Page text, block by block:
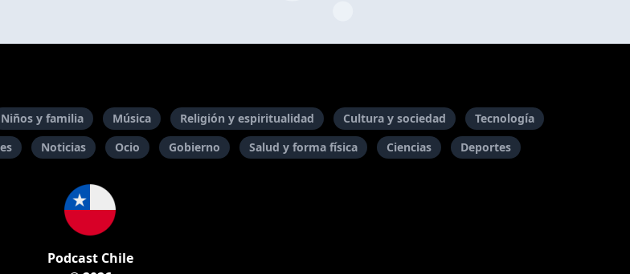
Niños y familia Música Religión y espiritualidad Cultura y sociedad
Tecnología
Noticias Ocio Gobierno Salud y forma física Ciencias Deportes
Podcast Chile